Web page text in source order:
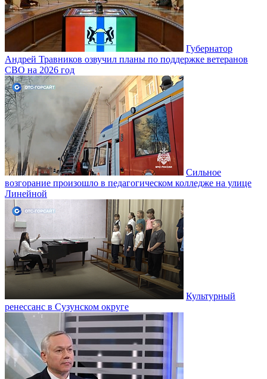
Губернатор
Андрей Травников озвучил планы по поддержке ветеранов
СВО на 2026 год
Сильное
возгорание произошло в педагогическом колледже на улице
Линейной
Культурный
ренессанс в Сузунском округе